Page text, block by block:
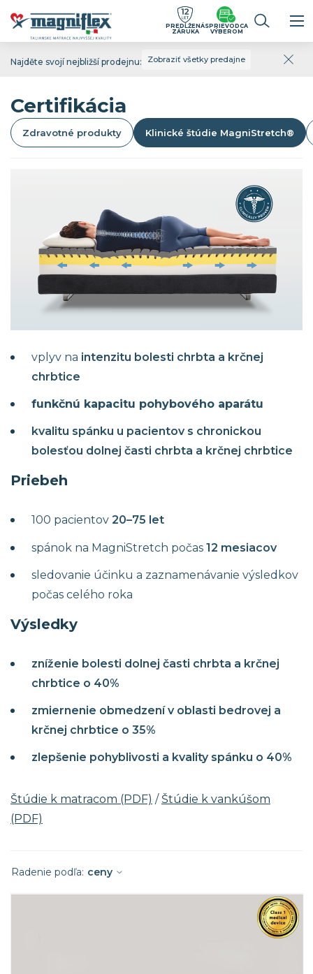
Najděte svojí nejbližší prodejnu: Zobraziť všetky predajne
PREDĹŽENÁ
ZÁRUKA
SPRIEVODCA
VÝBEROM
Certifikácia
Zdravotné produkty Klinické štúdie MagniStretch®
Technológia MagniStretch využíva jedinečnú
konštrukciu, ktorá počas spánku podporuje
prirodzenú regeneráciu chrbtice. Jej účinnosť
potvrdili nezávislé klinické štúdie talianskych
vedcov.
vplyv na intenzitu bolesti chrbta a krčnej
chrbtice
funkčnú kapacitu pohybového aparátu
kvalitu spánku u pacientov s chronickou
bolesťou dolnej časti chrbta a krčnej chrbtice
Priebeh
100 pacientov 20–75 let
spánok na MagniStretch počas 12 mesiacov
sledovanie účinku a zaznamenávanie výsledkov
počas celého roka
Výsledky
zníženie bolesti dolnej časti chrbta a krčnej
chrbtice o 40%
zmiernenie obmedzení v oblasti bedrovej a
krčnej chrbtice o 35%
zlepšenie pohyblivosti a kvality spánku o 40%
Štúdie k matracom (PDF) / Štúdie k vankúšom
(PDF)
Radenie podľa: ceny